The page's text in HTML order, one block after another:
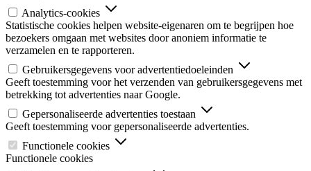
Analytics-cookies
Statistische cookies helpen website-eigenaren om te begrijpen hoe
bezoekers omgaan met websites door anoniem informatie te
verzamelen en te rapporteren.
Gebruikersgegevens voor advertentiedoeleinden
Geeft toestemming voor het verzenden van gebruikersgegevens met
betrekking tot advertenties naar Google.
Gepersonaliseerde advertenties toestaan
Geeft toestemming voor gepersonaliseerde advertenties.
Functionele cookies
Functionele cookies